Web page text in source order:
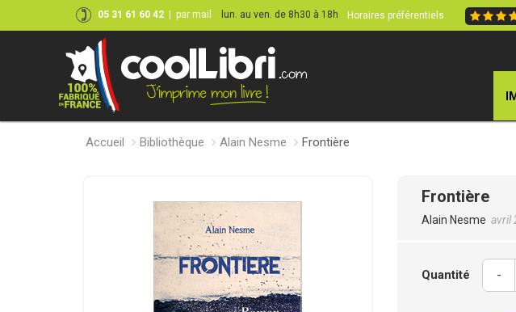
05 31 61 60 42 par mail lun. au ven. de 8h30 à 18h Horaires préférentiels
Accueil Bibliothèque Alain Nesme Frontière
Frontière
Alain Nesme avril
Quantité -